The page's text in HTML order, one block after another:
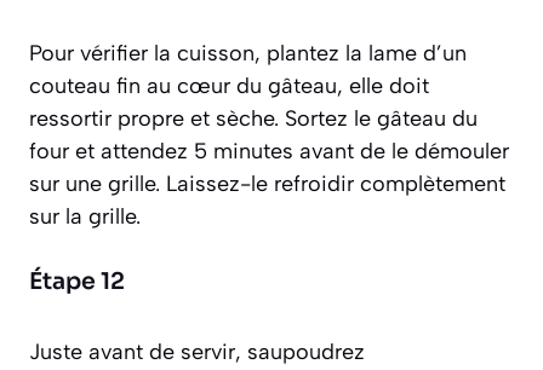
Pour vérifier la cuisson, plantez la lame d’un
couteau fin au cœur du gâteau, elle doit
ressortir propre et sèche. Sortez le gâteau du
four et attendez 5 minutes avant de le démouler
sur une grille. Laissez-le refroidir complètement
sur la grille.
Étape 12
Juste avant de servir, saupoudrez